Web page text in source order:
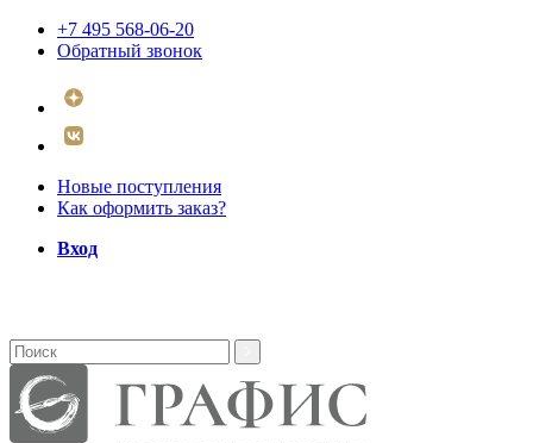
+7 495 568-06-20
Обратный звонок
Новые поступления
Как оформить заказ?
Вход